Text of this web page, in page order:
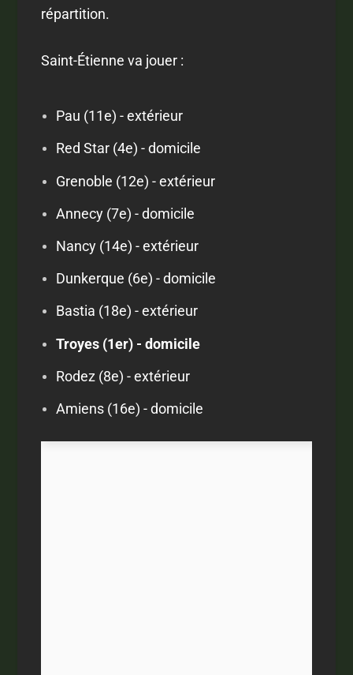
répartition.
Saint-Étienne va jouer :
Pau (11e) - extérieur
Red Star (4e) - domicile
Grenoble (12e) - extérieur
Annecy (7e) - domicile
Nancy (14e) - extérieur
Dunkerque (6e) - domicile
Bastia (18e) - extérieur
Troyes (1er) - domicile
Rodez (8e) - extérieur
Amiens (16e) - domicile